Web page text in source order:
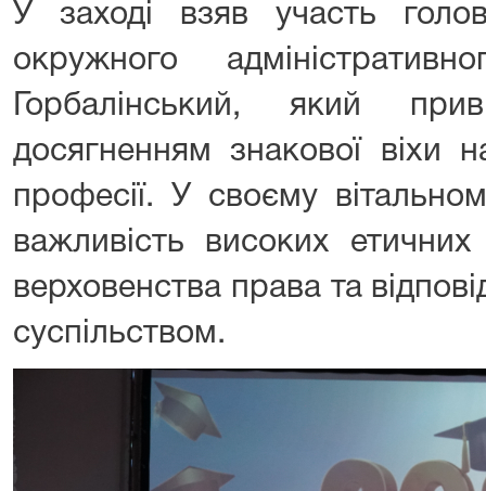
У заході взяв участь
окружного
Горбалінський, який
досягненням знакової віхи
професії. У своєму
важливість високих
верховенства права та
суспільством.